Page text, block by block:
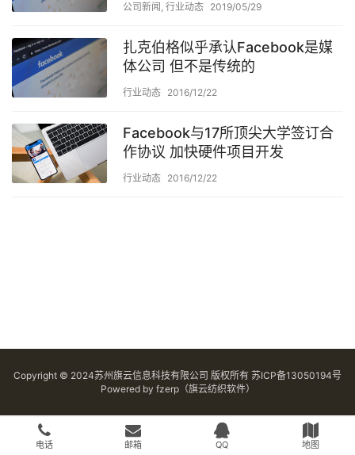
公司新闻 , 行业动态 2019/05/29
扎克伯格似乎承认Facebook是媒
体公司 但不是传统的
行业动态 2016/12/22
Facebook与17所顶尖大学签订合
作协议 加快硬件项目开发
行业动态 2016/12/22
Copyright © 2024苏州旗云信息科技有限公司 版权所有 苏ICP备13050194号
Powered by fzerp（旗云纺织软件）
电话 邮箱 QQ 地图